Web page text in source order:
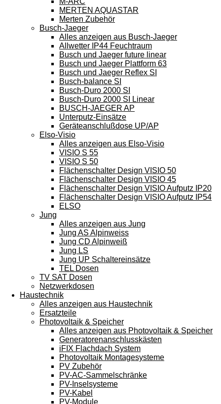
MERTEN AQUASTAR
Merten Zubehör
Busch-Jaeger
Alles anzeigen aus Busch-Jaeger
Allwetter IP44 Feuchtraum
Busch und Jaeger future linear
Busch und Jaeger Plattform 63
Busch und Jaeger Reflex SI
Busch-balance SI
Busch-Duro 2000 SI
Busch-Duro 2000 SI Linear
BUSCH-JAEGER AP
Unterputz-Einsätze
Geräteanschlußdose UP/AP
Elso-Visio
Alles anzeigen aus Elso-Visio
VISIO S 55
VISIO S 50
Flächenschalter Design VISIO 50
Flächenschalter Design VISIO 45
Flächenschalter Design VISIO Aufputz IP20
Flächenschalter Design VISIO Aufputz IP54
ELSO
Jung
Alles anzeigen aus Jung
Jung AS Alpinweiss
Jung CD Alpinweiß
Jung LS
Jung UP Schaltereinsätze
TEL Dosen
TV SAT Dosen
Netzwerkdosen
Haustechnik
Alles anzeigen aus Haustechnik
Ersatzteile
Photovoltaik & Speicher
Alles anzeigen aus Photovoltaik & Speicher
Generatorenanschlusskästen
iFIX Flachdach System
Photovoltaik Montagesysteme
PV Zubehör
PV-AC-Sammelschränke
PV-Inselsysteme
PV-Kabel
PV-Module